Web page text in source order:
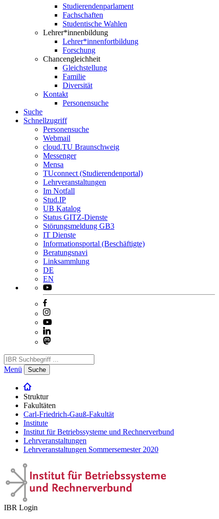
Studierendenparlament
Fachschaften
Studentische Wahlen
Lehrer*innenbildung
Lehrer*innenfortbildung
Forschung
Chancengleichheit
Gleichstellung
Familie
Diversität
Kontakt
Personensuche
Suche
Schnellzugriff
Personensuche
Webmail
cloud.TU Braunschweig
Messenger
Mensa
TUconnect (Studierendenportal)
Lehrveranstaltungen
Im Notfall
Stud.IP
UB Katalog
Status GITZ-Dienste
Störungsmeldung GB3
IT Dienste
Informationsportal (Beschäftigte)
Beratungsnavi
Linksammlung
DE
EN
Menü Suche
Struktur
Fakultäten
Carl-Friedrich-Gauß-Fakultät
Institute
Institut für Betriebssysteme und Rechnerverbund
Lehrveranstaltungen
Lehrveranstaltungen Sommersemester 2020
IBR Login